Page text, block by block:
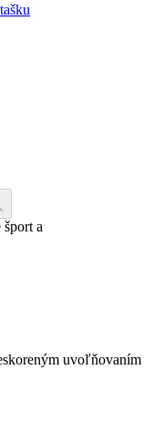
a
uvoľňovaním